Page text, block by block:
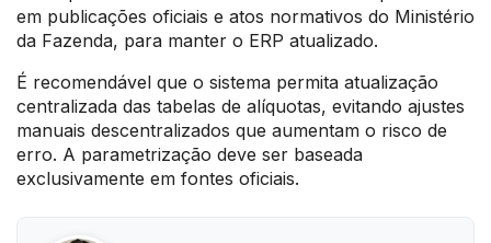
em publicações oficiais e atos normativos do Ministério
da Fazenda, para manter o ERP atualizado.
É recomendável que o sistema permita atualização
centralizada das tabelas de alíquotas, evitando ajustes
manuais descentralizados que aumentam o risco de
erro. A parametrização deve ser baseada
exclusivamente em fontes oficiais.